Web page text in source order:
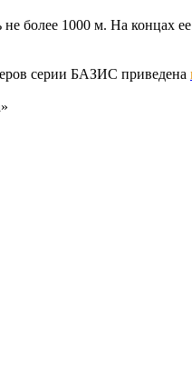
более 1000 м. На концах
серии БАЗИС приведена